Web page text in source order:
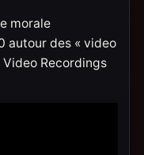
morale
autour des « video
Recordings